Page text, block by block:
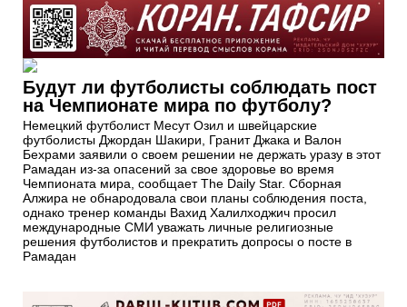
Будут ли футболисты соблюдать пост
на Чемпионате мира по футболу?
Немецкий футболист Месут Озил и швейцарские
футболисты Джордан Шакири, Гранит Джака и Валон
Бехрами заявили о своем решении не держать уразу в этот
Рамадан из-за опасений за свое здоровье во время
Чемпионата мира, сообщает The Daily Star. Сборная
Алжира не обнародовала свои планы соблюдения поста,
однако тренер команды Вахид Халилходжич просил
международные СМИ уважать личные религиозные
решения футболистов и прекратить допросы о посте в
Рамадан